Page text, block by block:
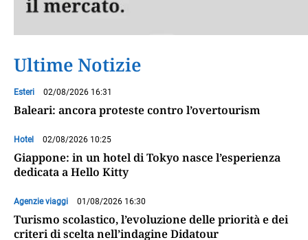
Ultime Notizie
Esteri 02/08/2026 16:31
Baleari: ancora proteste contro l’overtourism
Hotel 02/08/2026 10:25
Giappone: in un hotel di Tokyo nasce l’esperienza
dedicata a Hello Kitty
Agenzie viaggi 01/08/2026 16:30
Turismo scolastico, l’evoluzione delle priorità e dei
criteri di scelta nell’indagine Didatour